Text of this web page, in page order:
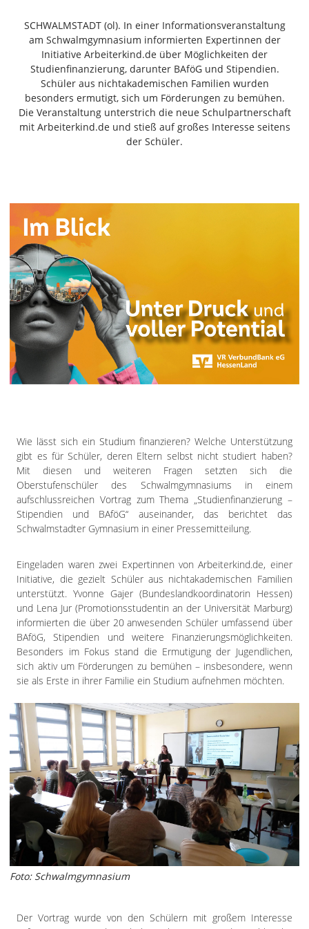
Gemünden
Grebenau
Grebenhain
Herbstein
Kirtorf
Lautertal
Wartenberg
Schwalm
Fulda
Gießen
Impressum
Datenschutzerklärung
SCHWALMSTADT (ol). In einer Informationsveranstaltung
am Schwalmgymnasium informierten Expertinnen der
Initiative Arbeiterkind.de über Möglichkeiten der
Studienfinanzierung, darunter BAföG und Stipendien.
Schüler aus nichtakademischen Familien wurden
besonders ermutigt, sich um Förderungen zu bemühen.
Die Veranstaltung unterstrich die neue Schulpartnerschaft
mit Arbeiterkind.de und stieß auf großes Interesse seitens
der Schüler.
Wie lässt sich ein Studium finanzieren? Welche Unterstützung
gibt es für Schüler, deren Eltern selbst nicht studiert haben?
Mit diesen und weiteren Fragen setzten sich die
Oberstufenschüler des Schwalmgymnasiums in einem
aufschlussreichen Vortrag zum Thema „Studienfinanzierung –
Stipendien und BAföG“ auseinander, das berichtet das
Schwalmstadter Gymnasium in einer Pressemitteilung.
Eingeladen waren zwei Expertinnen von Arbeiterkind.de, einer
Initiative, die gezielt Schüler aus nichtakademischen Familien
unterstützt. Yvonne Gajer (Bundeslandkoordinatorin Hessen)
und Lena Jur (Promotionsstudentin an der Universität Marburg)
informierten die über 20 anwesenden Schüler umfassend über
BAföG, Stipendien und weitere Finanzierungsmöglichkeiten.
Besonders im Fokus stand die Ermutigung der Jugendlichen,
sich aktiv um Förderungen zu bemühen – insbesondere, wenn
sie als Erste in ihrer Familie ein Studium aufnehmen möchten.
Foto: Schwalmgymnasium
Der Vortrag wurde von den Schülern mit großem Interesse